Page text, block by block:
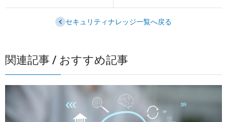
セキュリティナレッジ一覧へ戻る
関連記事 / おすすめ記事